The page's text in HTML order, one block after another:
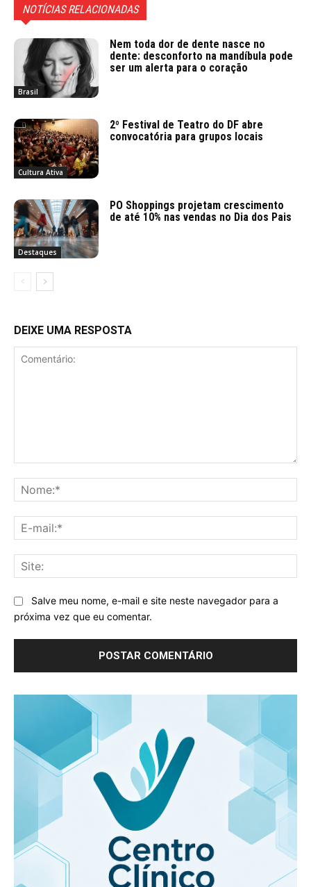
NOTÍCIAS RELACIONADAS
Brasil
Nem toda dor de dente nasce no
dente: desconforto na mandíbula pode
ser um alerta para o coração
Cultura Ativa
2º Festival de Teatro do DF abre
convocatória para grupos locais
Destaques
PO Shoppings projetam crescimento
de até 10% nas vendas no Dia dos Pais
DEIXE UMA RESPOSTA
Salve meu nome, e-mail e site neste navegador para a
próxima vez que eu comentar.